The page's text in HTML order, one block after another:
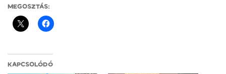
MEGOSZTÁS:
KAPCSOLÓDÓ